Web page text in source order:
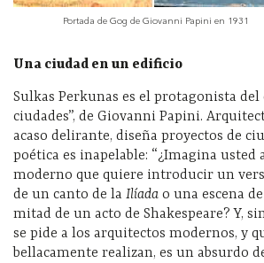
Portada de Gog de Giovanni Papini en 1931
Una ciudad en un edificio
Sulkas Perkunas es el protagonista del
ciudades”, de Giovanni Papini.
acaso delirante, diseña proyectos de
poética es inapelable: “¿Imagina usted
moderno que quiere introducir un
de un canto de la Ilíada o una escena
mitad de un acto de Shakespeare? Y,
se pide a los arquitectos modernos, y
bellacamente realizan, es un absurdo